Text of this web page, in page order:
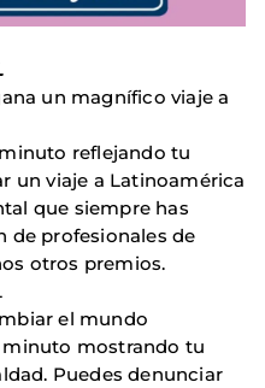
un magnífico viaje a
reflejando tu
un viaje a Latinoamérica
que siempre has
de profesionales de
otros premios.
el mundo
minuto mostrando tu
Puedes denunciar